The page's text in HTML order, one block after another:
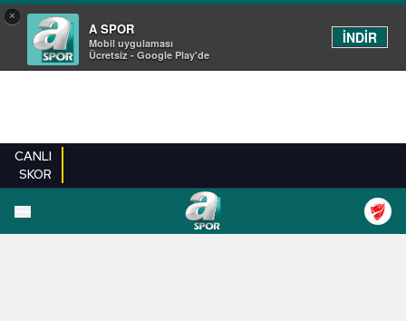
×
A SPOR
Mobil uygulaması
Ücretsiz - Google Play'de
İNDİR
CANLI
SKOR
EN YENILER